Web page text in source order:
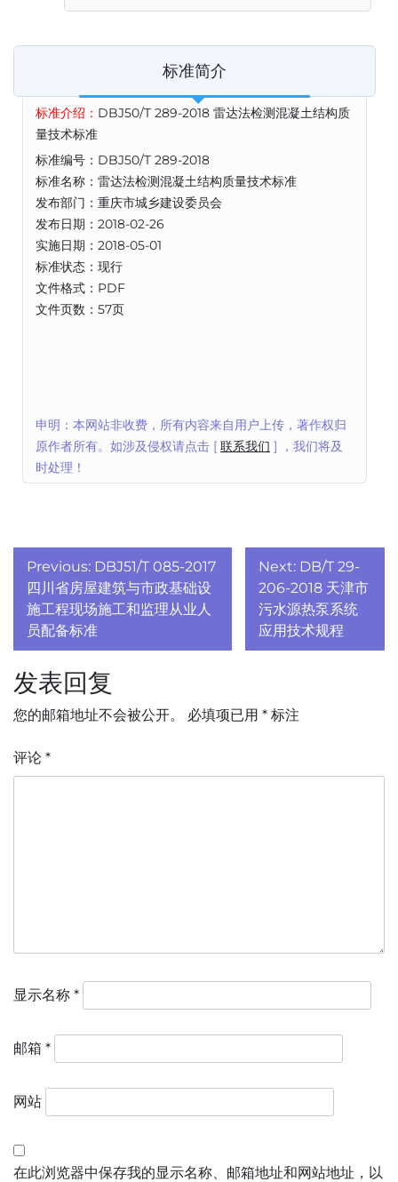
标准简介
标准介绍： DBJ50/T 289-2018 雷达法检测混凝土结构质
量技术标准
标准编号：DBJ50/T 289-2018
标准名称：雷达法检测混凝土结构质量技术标准
发布部门：重庆市城乡建设委员会
发布日期：2018-02-26
实施日期：2018-05-01
标准状态：现行
文件格式：PDF
文件页数：57页
申明：本网站非收费，所有内容来自用户上传，著作权归
原作者所有。如涉及侵权请点击 [ 联系我们 ] ，我们将及
时处理！
文
章
导
航
Previous: DBJ51/T 085-2017
四川省房屋建筑与市政基础设
施工程现场施工和监理从业人
员配备标准
Next: DB/T 29-
206-2018 天津市
污水源热泵系统
应用技术规程
发表回复
您的邮箱地址不会被公开。 必填项已用 * 标注
评论 *
显示名称 *
邮箱 *
网站
在此浏览器中保存我的显示名称、邮箱地址和网站地址，以